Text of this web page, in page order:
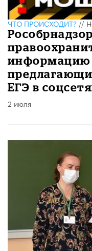
ЧТО ПРОИСХОДИТ?//
информацию
ЕГЭ в
2 июля